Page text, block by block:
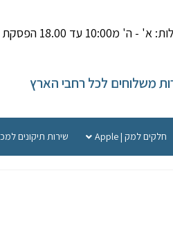
18.00 הפסקת צהריים 14.00-15.000
משלוחים לכל רחבי הארץ
חלקים למק | Apple שירות תיקונים